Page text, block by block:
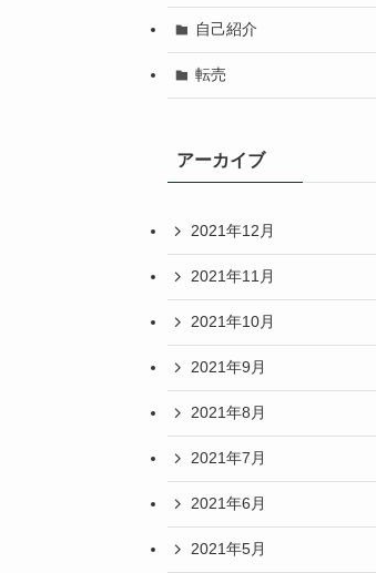
自己紹介
転売
アーカイブ
2021年12月
2021年11月
2021年10月
2021年9月
2021年8月
2021年7月
2021年6月
2021年5月